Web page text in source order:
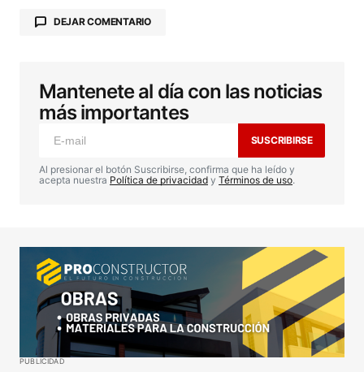
DEJAR COMENTARIO
Tu dirección de correo electrónico no será
publicada. Los campos obligatorios están
marcados con *
Comentario*
Your Name*
Your E-mail*
Mantenete al día con las noticias
más importantes
SUSCRIBIRSE
Al presionar el botón Suscribirse, confirma que ha leído y
acepta nuestra Política de privacidad y Términos de uso.
PUBLICIDAD